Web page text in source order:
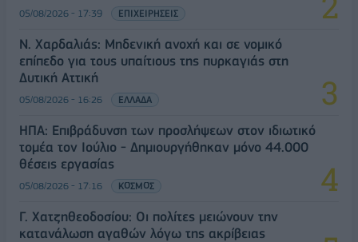
05/08/2026 - 17:39 ΕΠΙΧΕΙΡΗΣΕΙΣ
Ν. Χαρδαλιάς: Μηδενική ανοχή και σε νομικό
επίπεδο για τους υπαίτιους της πυρκαγιάς στη
Δυτική Αττική
05/08/2026 - 16:26 ΕΛΛΑΔΑ
ΗΠΑ: Επιβράδυνση των προσλήψεων στον ιδιωτικό
τομέα τον Ιούλιο - Δημιουργήθηκαν μόνο 44.000
θέσεις εργασίας
05/08/2026 - 17:16 ΚΟΣΜΟΣ
Γ. Χατζηθεοδοσίου: Οι πολίτες μειώνουν την
κατανάλωση αγαθών λόγω της ακρίβειας